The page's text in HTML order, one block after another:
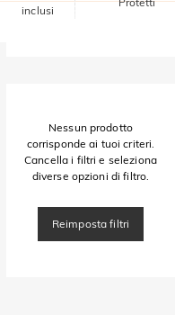
inclusi
Nessun prodotto
corrisponde ai tuoi criteri.
Cancella i filtri e seleziona
diverse opzioni di filtro.
Reimposta filtri